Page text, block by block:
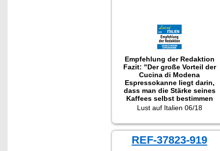
Empfehlung der Redaktion
Fazit: "Der große Vorteil der
Cucina di Modena
Espressokanne liegt darin,
dass man die Stärke seines
Kaffees selbst bestimmen
kann ... Mit einem Preis von
unschlagbares
Preis-/Leistungsverhältnis."
Lust auf Italien 06/18
REF-37823-919